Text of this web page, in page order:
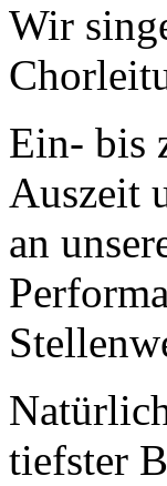
Wir
Ein- bis
Auszeit
an
tiefster